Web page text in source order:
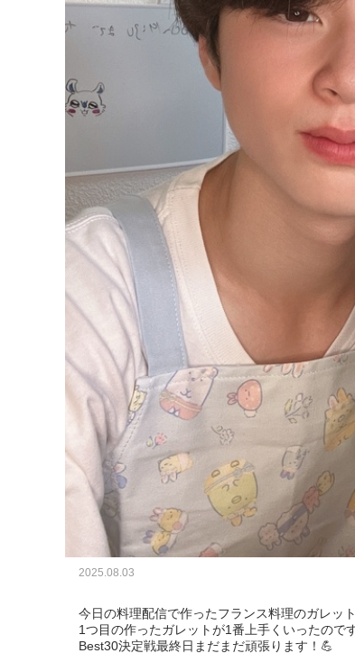
2025.08.03
今日の料理配信で作ったフランス料理のガレット
1つ目の作ったガレットが1番上手くいったので
Best30決定戦最終日まだまだ頑張ります！💪